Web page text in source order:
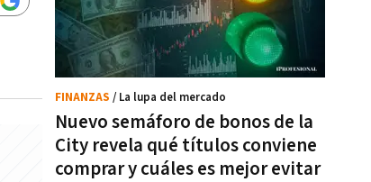
Nuevo semáforo de bonos de la
City revela qué títulos conviene
comprar y cuáles es mejor evitar
FINANZAS / La lupa del mercado